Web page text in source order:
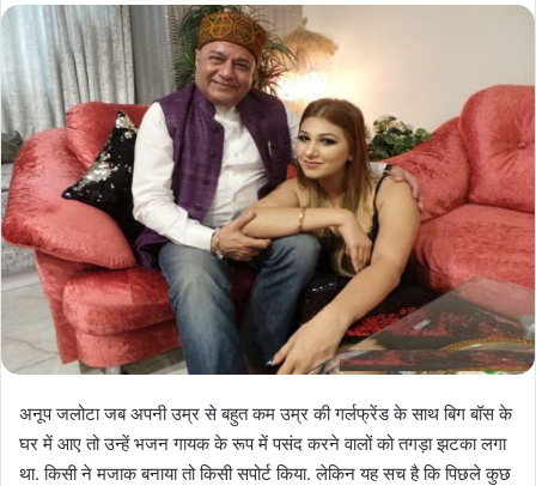
अनूप जलोटा जब अपनी उम्र से बहुत कम उम्र की गर्लफ्रेंड के साथ बिग बॉस के
घर में आए तो उन्हें भजन गायक के रूप में पसंद करने वालों को तगड़ा झटका लगा
था. किसी ने मजाक बनाया तो किसी सपोर्ट किया. लेकिन यह सच है कि पिछले कुछ